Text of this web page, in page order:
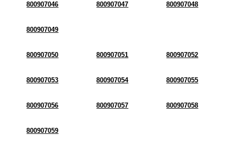
800907046 800907047 800907048
800907049
800907050 800907051 800907052
800907053 800907054 800907055
800907056 800907057 800907058
800907059